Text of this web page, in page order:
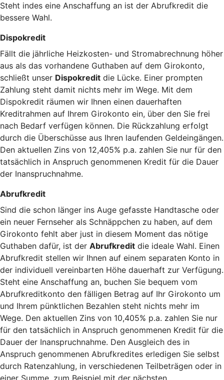
Steht indes eine Anschaffung an ist der Abrufkredit die
bessere Wahl.
Dispokredit
Fällt die jährliche Heizkosten- und Stromabrechnung höher
aus als das vorhandene Guthaben auf dem Girokonto,
schließt unser Dispokredit die Lücke. Einer prompten
Zahlung steht damit nichts mehr im Wege. Mit dem
Dispokredit räumen wir Ihnen einen dauerhaften
Kreditrahmen auf Ihrem Girokonto ein, über den Sie frei
nach Bedarf verfügen können. Die Rückzahlung erfolgt
durch die Überschüsse aus Ihren laufenden Geldeingängen.
Den aktuellen Zins von 12,405% p.a. zahlen Sie nur für den
tatsächlich in Anspruch genommenen Kredit für die Dauer
der Inanspruchnahme.
Abrufkredit
Sind die schon länger ins Auge gefasste Handtasche oder
ein neuer Fernseher als Schnäppchen zu haben, auf dem
Girokonto fehlt aber just in diesem Moment das nötige
Guthaben dafür, ist der Abrufkredit die ideale Wahl. Einen
Abrufkredit stellen wir Ihnen auf einem separaten Konto in
der individuell vereinbarten Höhe dauerhaft zur Verfügung.
Steht eine Anschaffung an, buchen Sie bequem vom
Abrufkreditkonto den fälligen Betrag auf Ihr Girokonto um
und Ihrem pünktlichen Bezahlen steht nichts mehr im
Wege. Den aktuellen Zins von 10,405% p.a. zahlen Sie nur
für den tatsächlich in Anspruch genommenen Kredit für die
Dauer der Inanspruchnahme. Den Ausgleich des in
Anspruch genommenen Abrufkredites erledigen Sie selbst
durch Ratenzahlung, in verschiedenen Teilbeträgen oder in
einer Summe, zum Beispiel mit der nächsten